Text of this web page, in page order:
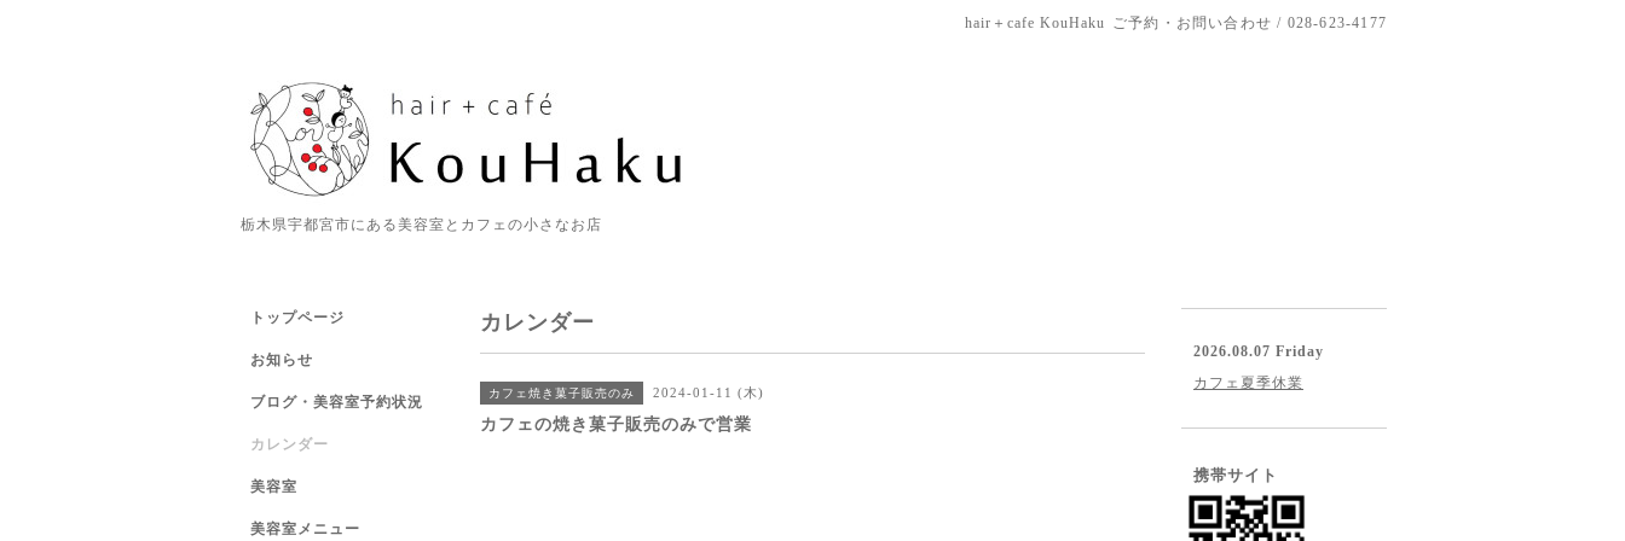
hair＋cafe KouHaku ご予約・お問い合わせ / 028-623-4177
栃木県宇都宮市にある美容室とカフェの小さなお店
カレンダー
カフェ焼き菓子販売のみ 2024-01-11 (木)
カフェの焼き菓子販売のみで営業
トップページ
お知らせ
ブログ・美容室予約状況
カレンダー
美容室
美容室メニュー
2026.08.07 Friday
カフェ夏季休業
携帯サイト